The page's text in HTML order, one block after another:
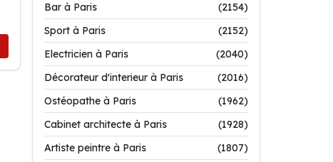
Bar à Paris
(2154)
Sport à Paris
(2152)
Electricien à Paris
(2040)
Décorateur d'interieur à Paris
(2016)
Ostéopathe à Paris
(1962)
Cabinet architecte à Paris
(1928)
Artiste peintre à Paris
(1807)